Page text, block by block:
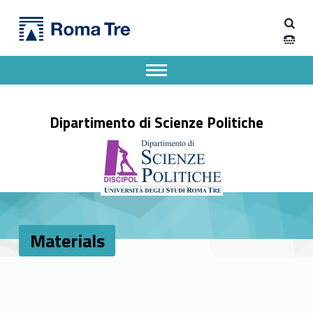
Materials - Dipartimento di Scienze Politiche
Dipartimento di Scienze Politiche
Apri il menu secondario
Header info sidebar
Materials